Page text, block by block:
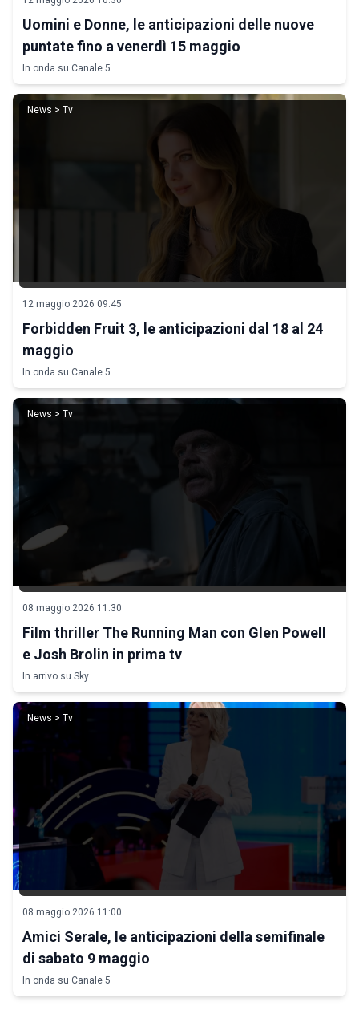
Uomini e Donne, le anticipazioni delle nuove
puntate fino a venerdì 15 maggio
In onda su Canale 5
News > Tv
12 maggio 2026 09:45
Forbidden Fruit 3, le anticipazioni dal 18 al 24
maggio
In onda su Canale 5
News > Tv
08 maggio 2026 11:30
Film thriller The Running Man con Glen Powell
e Josh Brolin in prima tv
In arrivo su Sky
News > Tv
08 maggio 2026 11:00
Amici Serale, le anticipazioni della semifinale
di sabato 9 maggio
In onda su Canale 5